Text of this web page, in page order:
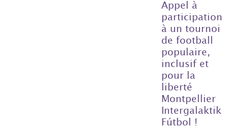
Appel à
participation
à un tournoi
de football
populaire,
inclusif et
pour la
liberté
Montpellier
Intergalaktik
Fútbol !